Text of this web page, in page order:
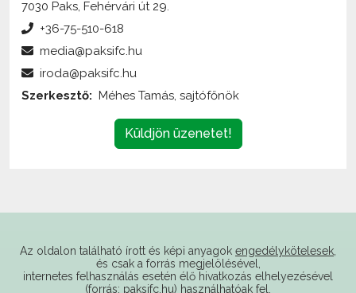
Küldjön üzenetet!
internetes felhasználás esetén élő hivatkozás elhelyezésével
(forrás: paksifc.hu) használhatóak fel.